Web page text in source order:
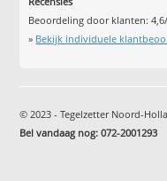
Beoordeling door klanten:4,6
» Bekijk individuele
© 2023 - Tegelzetter Noord-
Bel vandaag nog: 072-2001293